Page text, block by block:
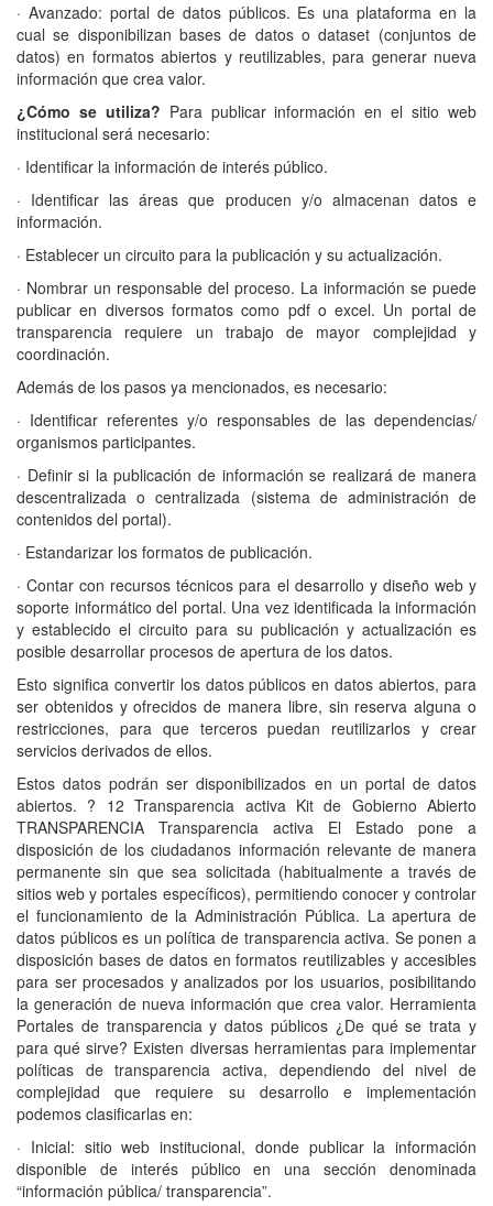
· Avanzado: portal de datos públicos. Es una plataforma en la
cual se disponibilizan bases de datos o dataset (conjuntos de
datos) en formatos abiertos y reutilizables, para generar nueva
información que crea valor.
¿Cómo se utiliza? Para publicar información en el sitio web
institucional será necesario:
· Identificar la información de interés público.
· Identificar las áreas que producen y/o almacenan datos e
información.
· Establecer un circuito para la publicación y su actualización.
· Nombrar un responsable del proceso. La información se puede
publicar en diversos formatos como pdf o excel. Un portal de
transparencia requiere un trabajo de mayor complejidad y
coordinación.
Además de los pasos ya mencionados, es necesario:
· Identificar referentes y/o responsables de las dependencias/
organismos participantes.
· Definir si la publicación de información se realizará de manera
descentralizada o centralizada (sistema de administración de
contenidos del portal).
· Estandarizar los formatos de publicación.
· Contar con recursos técnicos para el desarrollo y diseño web y
soporte informático del portal. Una vez identificada la información
y establecido el circuito para su publicación y actualización es
posible desarrollar procesos de apertura de los datos.
Esto significa convertir los datos públicos en datos abiertos, para
ser obtenidos y ofrecidos de manera libre, sin reserva alguna o
restricciones, para que terceros puedan reutilizarlos y crear
servicios derivados de ellos.
Estos datos podrán ser disponibilizados en un portal de datos
abiertos. ? 12 Transparencia activa Kit de Gobierno Abierto
TRANSPARENCIA Transparencia activa El Estado pone a
disposición de los ciudadanos información relevante de manera
permanente sin que sea solicitada (habitualmente a través de
sitios web y portales específicos), permitiendo conocer y controlar
el funcionamiento de la Administración Pública. La apertura de
datos públicos es un política de transparencia activa. Se ponen a
disposición bases de datos en formatos reutilizables y accesibles
para ser procesados y analizados por los usuarios, posibilitando
la generación de nueva información que crea valor. Herramienta
Portales de transparencia y datos públicos ¿De qué se trata y
para qué sirve? Existen diversas herramientas para implementar
políticas de transparencia activa, dependiendo del nivel de
complejidad que requiere su desarrollo e implementación
podemos clasificarlas en:
· Inicial: sitio web institucional, donde publicar la información
disponible de interés público en una sección denominada
“información pública/ transparencia”.